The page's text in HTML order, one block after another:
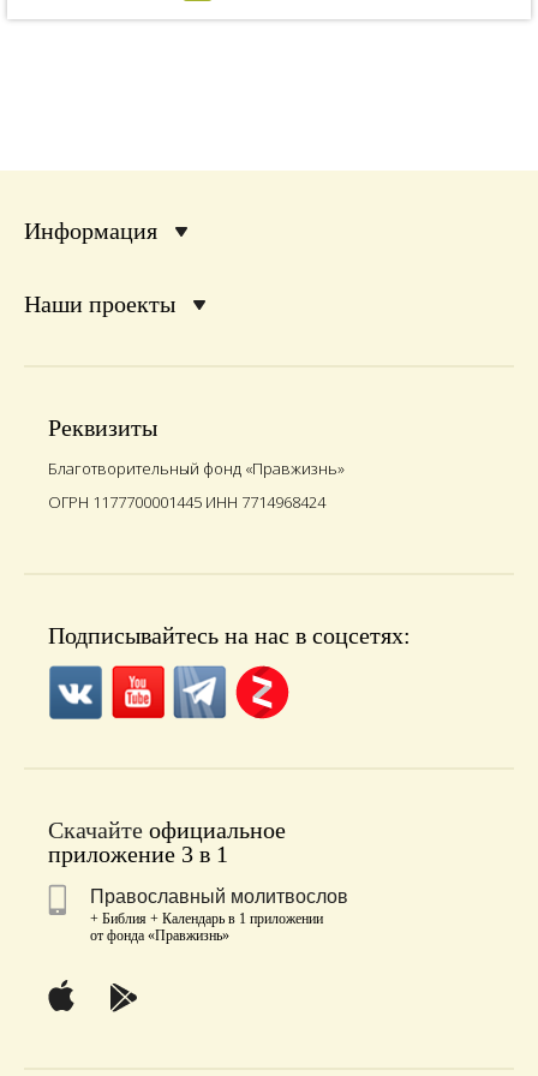
Информация
Наши проекты
Реквизиты
Благотворительный фонд «Правжизнь»
ОГРН 1177700001445 ИНН 7714968424
Подписывайтесь на нас в соцсетях:
Скачайте официальное
приложение 3 в 1
Православный молитвослов
+ Библия + Календарь в 1 приложении
от фонда «Правжизнь»